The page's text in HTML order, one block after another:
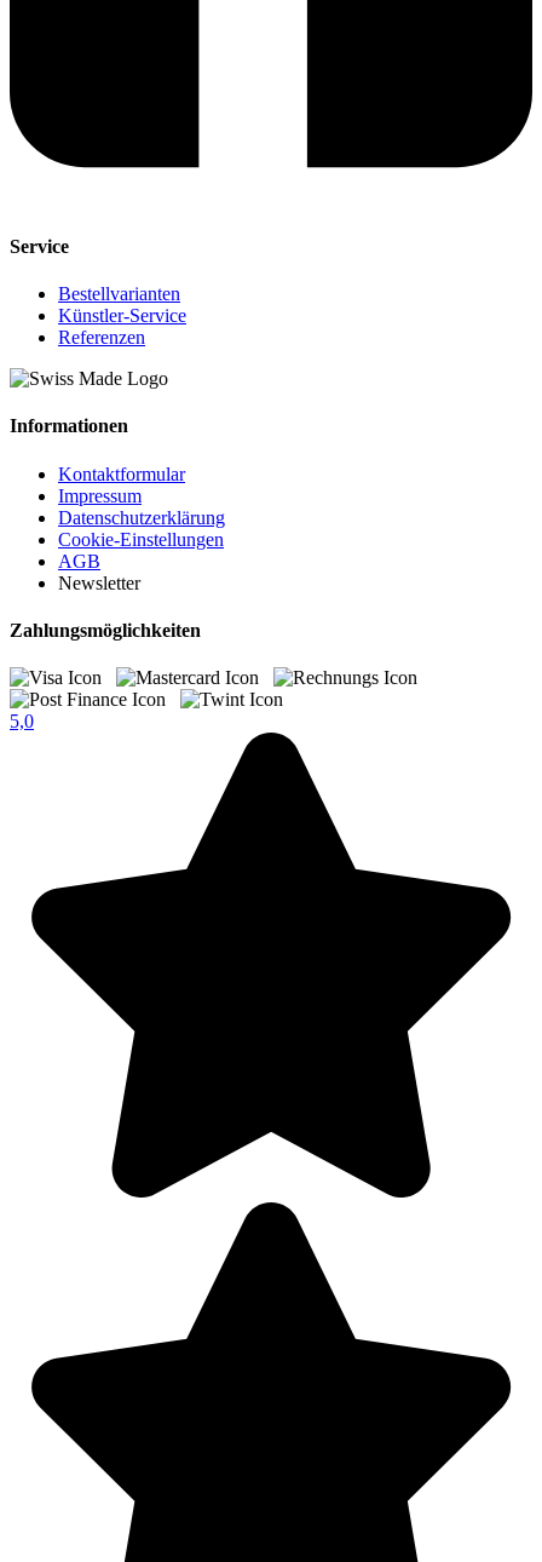
Service
Bestellvarianten
Künstler-Service
Referenzen
Informationen
Kontaktformular
Impressum
Datenschutzerklärung
Cookie-Einstellungen
AGB
Newsletter
Zahlungsmöglichkeiten
5,0